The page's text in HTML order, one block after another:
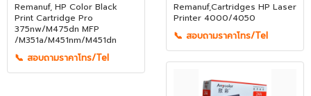
Remanuf, HP Color Black
Print Cartridge Pro
375nw/M475dn MFP
/M351a/M451nm/M451dn
📞 สอบถามราคาโทร/Tel
Remanuf,Cartridges HP Laser
Printer 4000/4050
📞 สอบถามราคาโทร/Tel